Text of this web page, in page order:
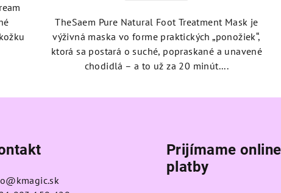
je
5,0
5
hviezdičiek.
TheSaem Pure Natural Foot Treatment Mask je
výživná maska vo forme praktických „ponožiek“,
ktorá sa postará o suché, popraskané a unavené
chodidlá – a to už za 20 minút....
@kmagic.sk
Prijímame online
platby